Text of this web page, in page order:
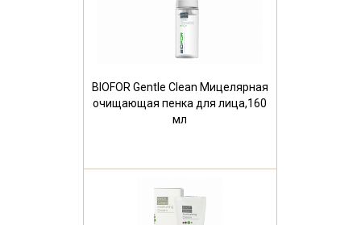
BIOFOR Gentle Clean Мицелярная
очищающая пенка для лица,160
мл